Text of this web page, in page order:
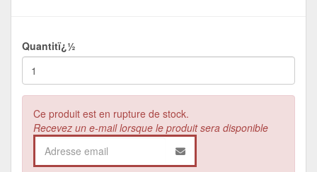
Quantitï¿½
Ce produit est en rupture de stock.
Recevez un e-mail lorsque le produit sera disponible